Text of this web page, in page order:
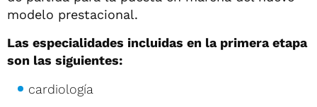
modelo prestacional.
Las especialidades incluidas en la primera etapa
son las siguientes:
cardiología